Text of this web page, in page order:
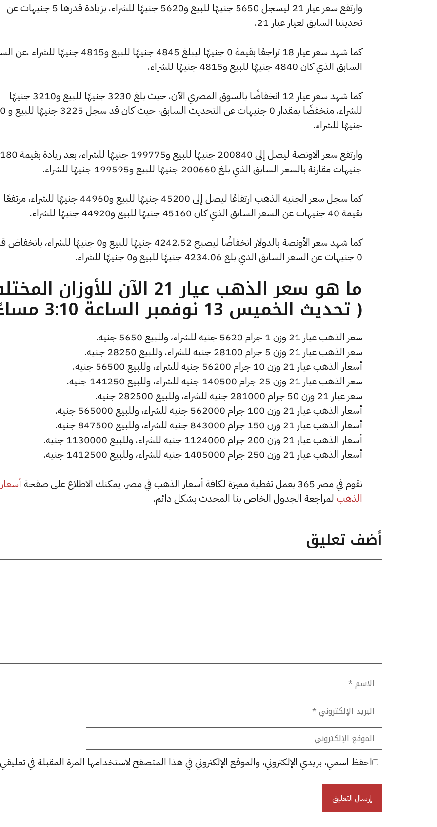
وارتفع سعر عيار 21 ليسجل 5650 جنيهًا للبيع و5620 جنيهًا للشراء، بزيادة قدرها 5 جنيهات عن
تحديثنا السابق لعيار عيار 21.
كما شهد سعر عيار 18 تراجعًا بقيمة 0 جنيهًا ليبلغ 4845 جنيهًا للبيع و4815 جنيهًا
السابق الذي كان 4840 جنيهًا للبيع و4815 جنيهًا للشراء.
كما شهد سعر عيار 12 انخفاضًا بالسوق المصري الآن، حيث بلغ 3230 جنيهًا للبيع و3210 جنيهًا
للشراء،
جنيهًا للشراء.
وارتفع سعر الاونصة ليصل إلى 200840 جنيهًا للبيع و199775 جنيهًا للشراء، بعد زيادة بقيمة 180
جنيهات مقارنة بالسعر السابق الذي بلغ 200660 جنيهًا للبيع و199595 جنيهًا للشراء.
كما سجل سعر الجنيه الذهب ارتفاعًا ليصل إلى 45200 جنيهًا للبيع و44960 جنيهًا للشراء، مرتفعًا
بقيمة 40 جنيهات عن السعر السابق الذي كان 45160 جنيهًا للبيع و44920 جنيهًا للشراء.
كما شهد سعر الأونصة بالدولار انخفاضًا ليصبح 4242.52 جنيهًا للبيع و0 جنيهًا للشراء،
0 جنيهات عن السعر السابق الذي بلغ 4234.06 جنيهًا للبيع و0 جنيهًا للشراء.
ما هو سعر الذهب عيار 21 الآن للأوزان
( تحديث الخميس 13 نوفمبر الساعة 3:10 مساءً )
سعر الذهب عيار 21 وزن 1 جرام 5620 جنيه للشراء، وللبيع 5650 جنيه.
سعر الذهب عيار 21 وزن 5 جرام 28100 جنيه للشراء، وللبيع 28250 جنيه.
أسعار الذهب عيار 21 وزن 10 جرام 56200 جنيه للشراء، وللبيع 56500 جنيه.
سعر الذهب عيار 21 وزن 25 جرام 140500 جنيه للشراء، وللبيع 141250 جنيه.
سعر عيار 21 وزن 50 جرام 281000 جنيه للشراء، وللبيع 282500 جنيه.
أسعار الذهب عيار 21 وزن 100 جرام 562000 جنيه للشراء، وللبيع 565000 جنيه.
أسعار الذهب عيار 21 وزن 150 جرام 843000 جنيه للشراء، وللبيع 847500 جنيه.
أسعار الذهب عيار 21 وزن 200 جرام 1124000 جنيه للشراء، وللبيع 1130000 جنيه.
أسعار الذهب عيار 21 وزن 250 جرام 1405000 جنيه للشراء، وللبيع 1412500 جنيه.
نقوم في مصر 365 بعمل تغطية مميزة لكافة أسعار الذهب في مصر، يمكنك الاطلاع على صفحة
أسعار
الذهب لمراجعة الجدول الخاص بنا المحدث بشكل دائم.
أضف تعليق
الاسم
البريد
الإلكتروني
الموقع
الإلكتروني
احفظ اسمي، بريدي الإلكتروني، والموقع الإلكتروني في هذا المتصفح لاستخدامها المرة المقبلة في